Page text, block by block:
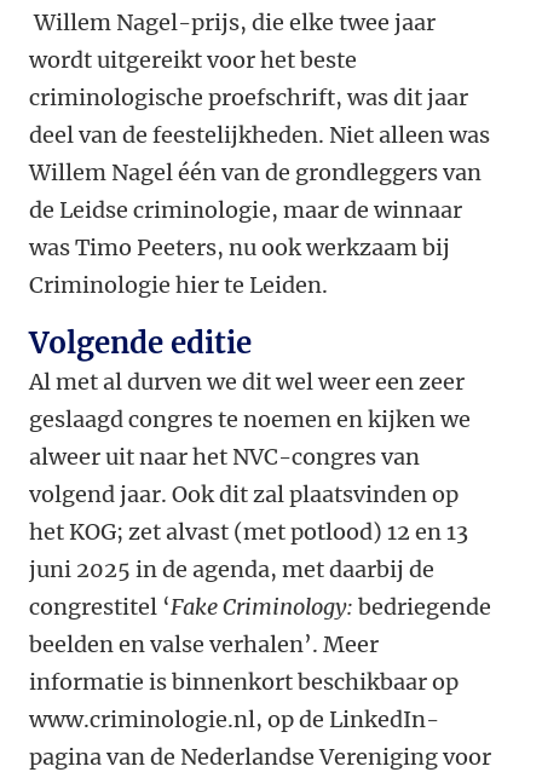
Willem Nagel-prijs, die elke twee jaar
wordt uitgereikt voor het beste
criminologische proefschrift, was dit jaar
deel van de feestelijkheden. Niet alleen was
Willem Nagel één van de grondleggers van
de Leidse criminologie, maar de winnaar
was Timo Peeters, nu ook werkzaam bij
Criminologie hier te Leiden.
Volgende editie
Al met al durven we dit wel weer een zeer
geslaagd congres te noemen en kijken we
alweer uit naar het NVC-congres van
volgend jaar. Ook dit zal plaatsvinden op
het KOG; zet alvast (met potlood) 12 en 13
juni 2025 in de agenda, met daarbij de
congrestitel ‘Fake Criminology: bedriegende
beelden en valse verhalen’. Meer
informatie is binnenkort beschikbaar op
www.criminologie.nl, op de LinkedIn-
pagina van de Nederlandse Vereniging voor